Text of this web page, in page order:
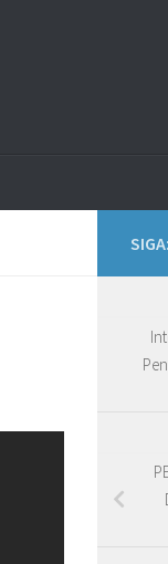
SIGA: